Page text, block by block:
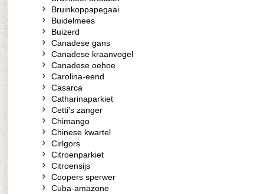
Bruinkoppapegaai
Buidelmees
Buizerd
Canadese gans
Canadese kraanvogel
Canadese oehoe
Carolina-eend
Casarca
Catharinaparkiet
Cetti's zanger
Chimango
Chinese kwartel
Cirlgors
Citroenparkiet
Citroensijs
Coopers sperwer
Cuba-amazone